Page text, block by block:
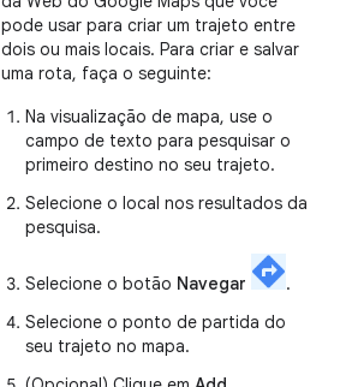
pode usar para criar um trajeto entre
dois ou mais locais. Para criar e salvar
uma rota, faça o seguinte:
Na visualização de mapa, use o
campo de texto para pesquisar o
primeiro destino no seu trajeto.
Selecione o local nos resultados da
pesquisa.
Selecione o botão Navegar
.
Selecione o ponto de partida do
seu trajeto no mapa.